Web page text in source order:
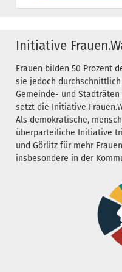
Initiative
Frauen bilden 50 Prozent
sie jedoch
Gemeinde- und
setzt die Initiative
Als demokratische,
überparteiliche Initiative
und Görlitz für mehr
insbesondere in der